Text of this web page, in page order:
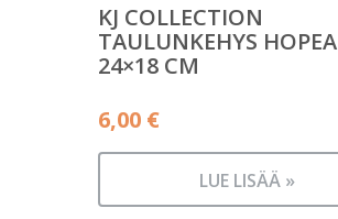
KJ COLLECTION
TAULUNKEHYS HOPEA
24×18 CM
6,00 €
LUE LISÄÄ »